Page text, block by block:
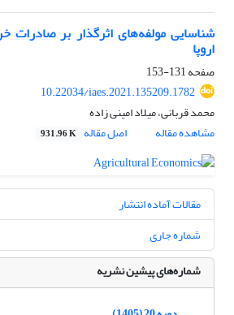
شناسایی مولفه‌های اثرگذار بر صادرات
اروپا
صفحه131-153
10.22034/iaes.2021.135209.1782
محمد قربانی، میلاد امینی زاده
مشاهده مقاله
اصل مقاله 931.96 K
مقالات آماده انتشار
شماره جاری
شماره‌های پیشین نشریه